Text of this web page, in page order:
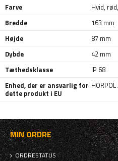
Farve
Hvid, rød,
Bredde
163 mm
Højde
87 mm
Dybde
42 mm
Tæthedsklasse
IP 68
Enhed, der er ansvarlig for
dette produkt i EU
MIN ORDRE
ORDRESTATUS